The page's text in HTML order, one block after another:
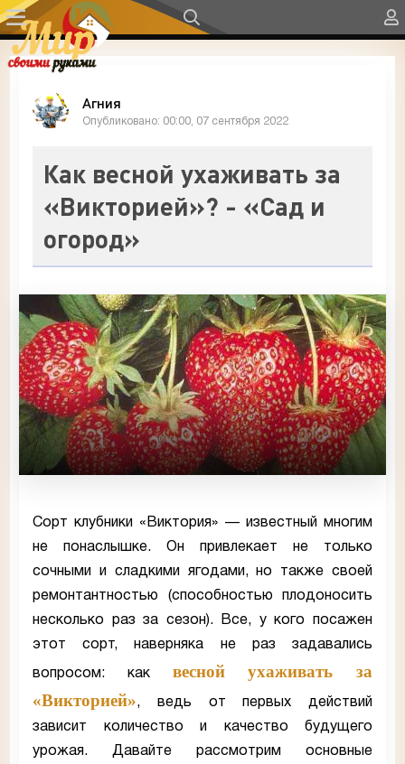
Агния
Опубликовано: 00:00, 07 сентября 2022
Как весной ухаживать за
«Викторией»? - «Сад и
огород»
Сорт клубники «Виктория» — известный многим
не понаслышке. Он привлекает не только
сочными и сладкими ягодами, но также своей
ремонтантностью (способностью плодоносить
несколько раз за сезон). Все, у кого посажен
этот сорт, наверняка не раз задавались
вопросом: как весной ухаживать за
«Викторией», ведь от первых действий
зависит количество и качество будущего
урожая. Давайте рассмотрим основные